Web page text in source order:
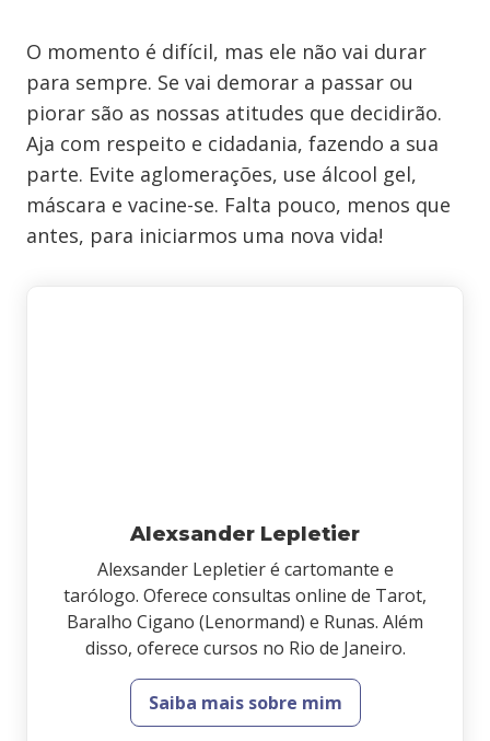
O momento é difícil, mas ele não vai durar
para sempre. Se vai demorar a passar ou
piorar são as nossas atitudes que decidirão.
Aja com respeito e cidadania, fazendo a sua
parte. Evite aglomerações, use álcool gel,
máscara e vacine-se. Falta pouco, menos que
antes, para iniciarmos uma nova vida!
Alexsander Lepletier
Alexsander Lepletier é cartomante e
tarólogo. Oferece consultas online de Tarot,
Baralho Cigano (Lenormand) e Runas. Além
disso, oferece cursos no Rio de Janeiro.
Saiba mais sobre mim